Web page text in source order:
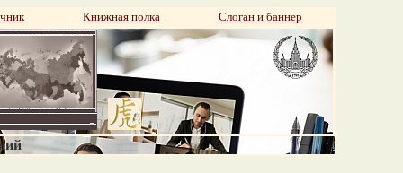
Книжная полка Слоган и баннер